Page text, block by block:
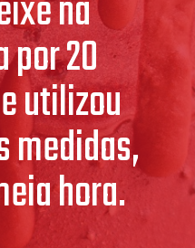
na
20
utilizou
medidas,
hora.